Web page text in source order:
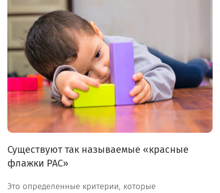
Существуют так называемые «красные
флажки РАС»
Это определенные критерии, которые